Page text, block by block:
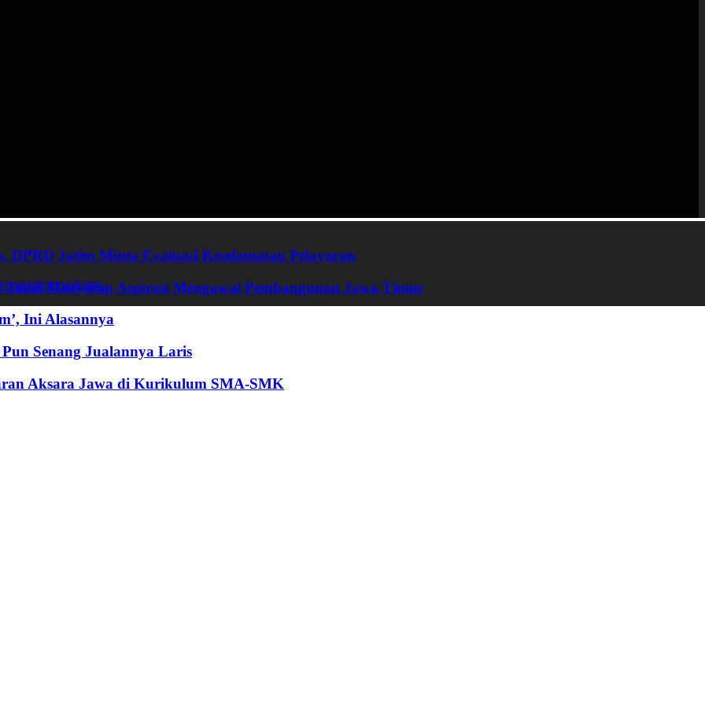
volume.
DPRD Jatim Minta Evaluasi Keselamatan Pelayaran
Jatim Menyerap Aspirasi Mengawal Pembangunan Jawa Timur
Ini Alasannya
Senang Jualannya Laris
Aksara Jawa di Kurikulum SMA-SMK